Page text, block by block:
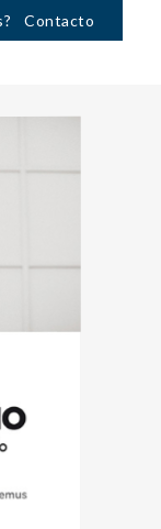
Contacto